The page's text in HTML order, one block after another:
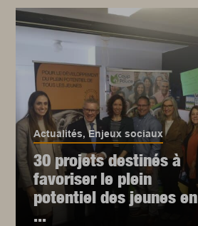
Actualités,Enjeux sociaux
30 projets destinés à
favoriser le plein
potentiel des jeunes en
...